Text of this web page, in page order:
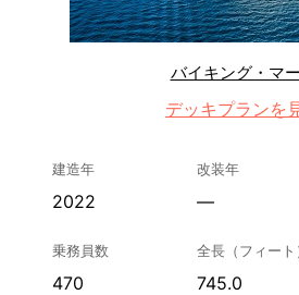
バイキング・マ
デッキプランを
建造年
2022
改装年
—
乗務員数
470
全長（フィート
745.0